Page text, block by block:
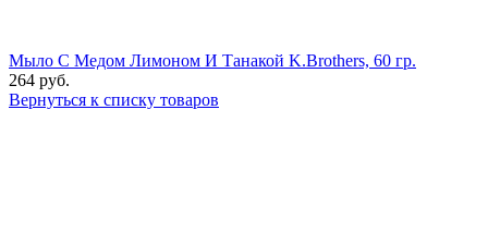
Мыло С Медом Лимоном И Танакой K.Brothers, 60 гр.
264 руб.
Вернуться к списку товаров